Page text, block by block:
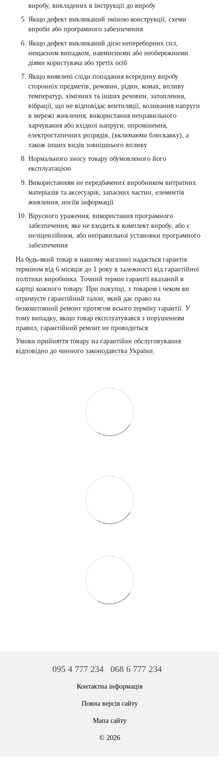
виробу, викладених в інструкції до виробу
Якщо дефект викликаний зміною конструкції, схеми
вироби або програмного забезпечення
Якщо дефект викликаний дією непереборних сил,
нещасним випадком, навмисними або необережними
діями користувача або третіх осіб
Якщо виявлені сліди попадання всередину виробу
сторонніх предметів, речовин, рідин, комах, впливу
температур, хімічних та інших речовин, затоплення,
вібрації, що не відповідає вентиляції, коливання напруги
в мережі живлення, використання неправильного
харчування або вхідної напруги, опромінення,
електростатичних розрядів, (включаючи блискавку), а
також інших видів зовнішнього впливу
Нормального зносу товару обумовленого його
експлуатацією
Використанням не передбачених виробником витратних
матеріалів та аксесуарів, запасних частин, елементів
живлення, носіїв інформації
Вірусного ураження, використання програмного
забезпечення, яке не входить в комплект виробу, або є
неліцензійним, або неправильної установки програмного
забезпечення
На будь-який товар в нашому магазині надається гарантія
терміном від 6 місяців до 1 року в залежності від гарантійної
політики виробника. Точний термін гарантії вказаний в
картці кожного товару. При покупці, з товаром і чеком ви
отримуєте гарантійний талон, який дає право на
безкоштовний ремонт протягом всього терміну гарантії. У
тому випадку, якщо товар експлуатувався з порушенням
правил, гарантійний ремонт не проводиться.
Умови прийняття товару на гарантійне обслуговування
відповідно до чинного законодавства України.
095 4 777 234 068 6 777 234
Контактна інформація
Повна версія сайту
Мапа сайту
© 2026